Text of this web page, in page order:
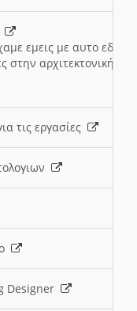
εμεις με αυτο εδω
στην αρχιτεκτονική
τις εργασίες
Designer